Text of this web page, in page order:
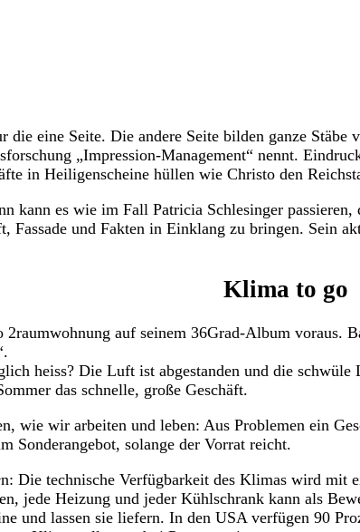
eine Seite. Die andere Seite bilden ganze Stäbe
„Impression-Management“ nennt.
in Heiligenscheine hüllen wie Christo den
kann es wie im Fall Patricia Schlesinger
Fassade und Fakten in Einklang zu bringen. Sein
Klima to go
auf seinem 36Grad-Album voraus.
heiss? Die Luft ist abgestanden und die
das schnelle, große Geschäft.
wie wir arbeiten und leben: Aus Problemen ein
Sonderangebot, solange der Vorrat reicht.
n: Die technische Verfügbarkeit des Klimas wird mit
jede Heizung und jeder Kühlschrank kann als
und lassen sie liefern. In den USA verfügen 90